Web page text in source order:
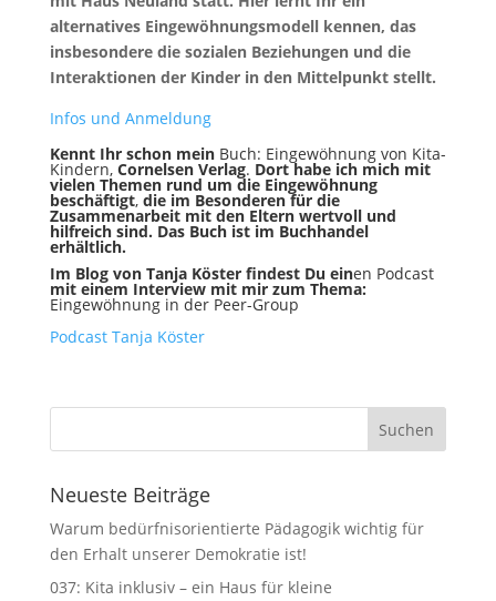
alternatives Eingewöhnungsmodell kennen, das
insbesondere die sozialen Beziehungen und die
Interaktionen der Kinder in den Mittelpunkt stellt.
Infos und Anmeldung
Kennt Ihr schon mein Buch: Eingewöhnung von Kita-
Kindern, Cornelsen Verlag. Dort habe ich mich mit
vielen Themen rund um die Eingewöhnung
beschäftigt, die im Besonderen für die
Zusammenarbeit mit den Eltern wertvoll und
hilfreich sind. Das Buch ist im Buchhandel
erhältlich.
Im Blog von Tanja Köster findest Du einen Podcast
mit einem Interview mit mir zum Thema:
Eingewöhnung in der Peer-Group
Podcast Tanja Köster
Neueste Beiträge
Warum bedürfnisorientierte Pädagogik wichtig für
den Erhalt unserer Demokratie ist!
037: Kita inklusiv – ein Haus für kleine